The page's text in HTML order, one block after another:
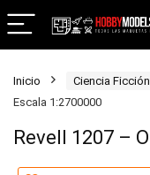
Inicio Ciencia Ficción
Escala 1:2700000
Revell 1207 –